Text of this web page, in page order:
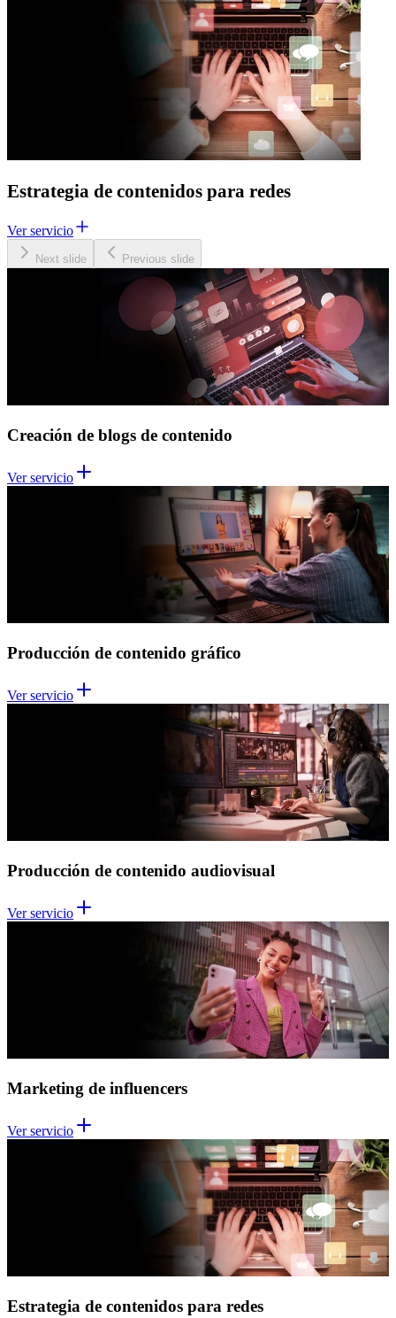
Estrategia de contenidos para redes
Ver servicio
Next slide Previous slide
Creación de blogs de contenido
Ver servicio
Producción de contenido gráfico
Ver servicio
Producción de contenido audiovisual
Ver servicio
Marketing de influencers
Ver servicio
Estrategia de contenidos para redes